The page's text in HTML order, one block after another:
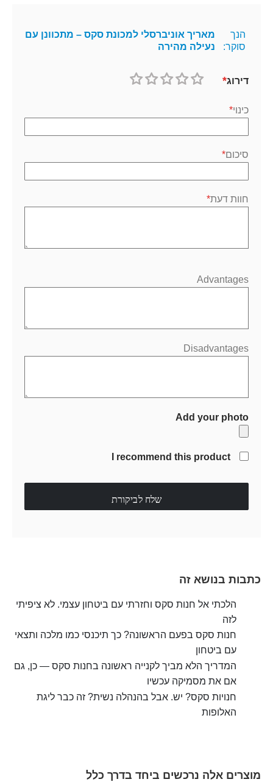
הנך
סוקר:
מאריך אוניברסלי למכונת סקס – מתכוונן עם
נעילה מהירה
דירוג
כינוי
סיכום
חוות דעת
Advantages
Disadvantages
Add your photo
I recommend this product
שלח לביקורת
כתבות בנושא זה
הלכתי אל חנות סקס וחזרתי עם ביטחון עצמי. לא ציפיתי
לזה
חנות סקס בפעם הראשונה? כך תיכנסי כמו מלכה ותצאי
עם ביטחון
המדריך הלא מביך לקנייה ראשונה בחנות סקס — כן, גם
אם את מסמיקה עכשיו
חנויות סקס? יש. אבל בהנהלה נשית? זה כבר ליגת
האלופות
מוצרים אלה נרכשים ביחד בדרך כלל